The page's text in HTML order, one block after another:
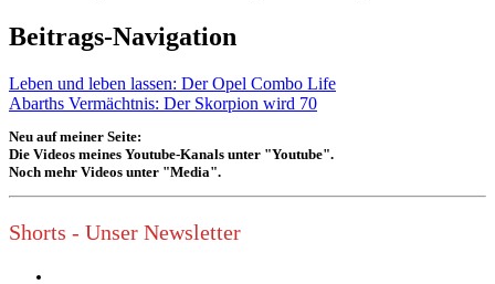
Beitrags-Navigation
Leben und leben lassen: Der Opel Combo Life
Abarths Vermächtnis: Der Skorpion wird 70
Neu auf meiner Seite:
Die Videos meines Youtube-Kanals unter "Youtube".
Noch mehr Videos unter "Media".
Shorts - Unser Newsletter